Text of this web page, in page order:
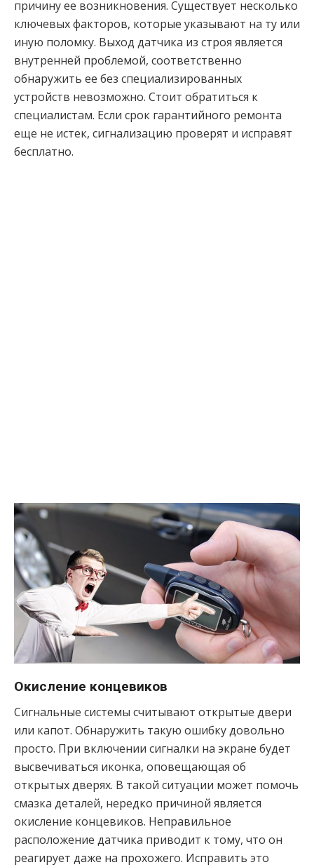
причину ее возникновения. Существует несколько
ключевых факторов, которые указывают на ту или
иную поломку. Выход датчика из строя является
внутренней проблемой, соответственно
обнаружить ее без специализированных
устройств невозможно. Стоит обратиться к
специалистам. Если срок гарантийного ремонта
еще не истек, сигнализацию проверят и исправят
бесплатно.
Окисление концевиков
Сигнальные системы считывают открытые двери
или капот. Обнаружить такую ошибку довольно
просто. При включении сигналки на экране будет
высвечиваться иконка, оповещающая об
открытых дверях. В такой ситуации может помочь
смазка деталей, нередко причиной является
окисление концевиков. Неправильное
расположение датчика приводит к тому, что он
реагирует даже на прохожего. Исправить это